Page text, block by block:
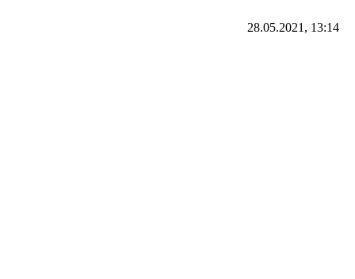
28.05.2021, 13:14